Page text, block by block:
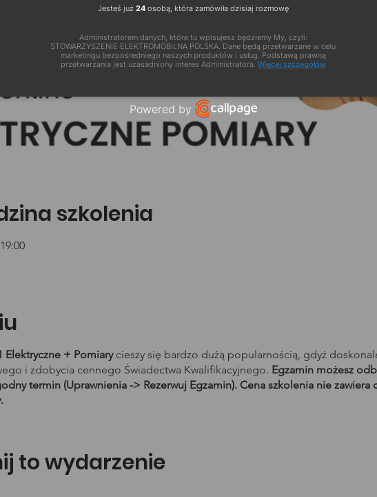
szkolenia
Elektryczne + Pomiarycieszy się bardzo dużą popularnością, gdyż
i zdobycia cennego Świadectwa Kwalifikacyjnego. Egzamin możesz
termin (Uprawnienia -> Rezerwuj Egzamin). Cena szkolenia nie zawiera
to wydarzenie
Jesteś już 24osobą, która zamówiła dzisiaj rozmowę
Administratorem danych, które tu wpisujesz będziemy My, czyli:
STOWARZYSZENIE ELEKTROMOBILNA POLSKA. Dane będą przetwarzane w celu
marketingu bezpośredniego naszych produktów i usług. Podstawą prawną
przetwarzania jest uzasadniony interes Administratora. Więcej szczegółów
Powered by
Open link in new window